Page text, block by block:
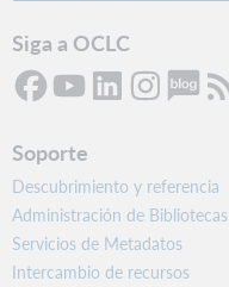
Siga a OCLC
Soporte
Descubrimiento y referencia
Administración de Bibliotecas
Servicios de Metadatos
Intercambio de recursos